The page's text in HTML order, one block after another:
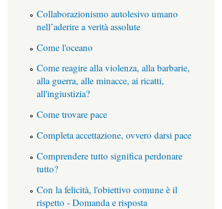
Collaborazionismo autolesivo umano
nell’aderire a verità assolute
Come l'oceano
Come reagire alla violenza, alla barbarie,
alla guerra, alle minacce, ai ricatti,
all'ingiustizia?
Come trovare pace
Completa accettazione, ovvero darsi pace
Comprendere tutto significa perdonare
tutto?
Con la felicità, l'obiettivo comune è il
rispetto - Domanda e risposta